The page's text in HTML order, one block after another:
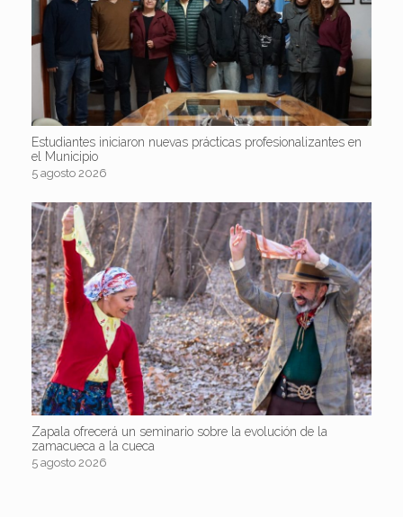
Estudiantes iniciaron nuevas prácticas profesionalizantes en
el Municipio
5 agosto 2026
Zapala ofrecerá un seminario sobre la evolución de la
zamacueca a la cueca
5 agosto 2026